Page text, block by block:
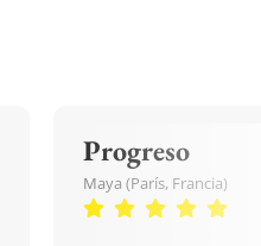
Progreso
Maya (París, Francia)